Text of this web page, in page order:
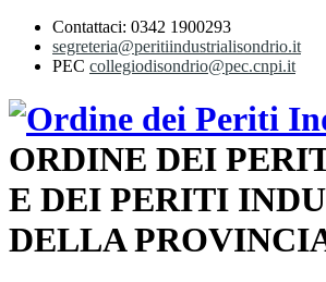
Contattaci: 0342 1900293
segreteria@peritiindustrialisondrio.it
PEC collegiodisondrio@pec.cnpi.it
ORDINE DEI
E DEI PERITI
DELLA